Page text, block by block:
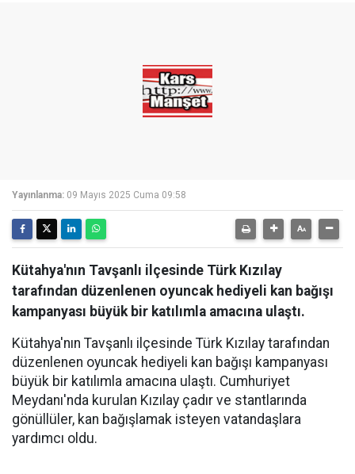
Yayınlanma: 09 Mayıs 2025 Cuma 09:58
Kütahya'nın Tavşanlı ilçesinde Türk Kızılay
tarafından düzenlenen oyuncak hediyeli kan bağışı
kampanyası büyük bir katılımla amacına ulaştı.
Kütahya'nın Tavşanlı ilçesinde Türk Kızılay tarafından
düzenlenen oyuncak hediyeli kan bağışı kampanyası
büyük bir katılımla amacına ulaştı. Cumhuriyet
Meydanı'nda kurulan Kızılay çadır ve stantlarında
gönüllüler, kan bağışlamak isteyen vatandaşlara
yardımcı oldu.